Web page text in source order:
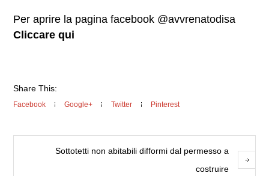
Per aprire la pagina facebook @avvrenatodisa
Cliccare qui
Share This:
Facebook Google+ Twitter Pinterest
Sottotetti non abitabili difformi dal permesso a
costruire